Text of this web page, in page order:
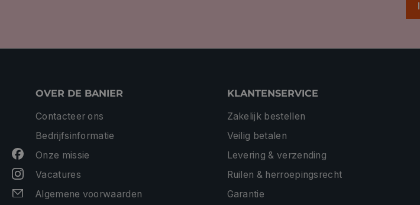
OVER DE BANIER
Contacteer ons
Bedrijfsinformatie
Onze missie
Vacatures
Algemene voorwaarden
KLANTENSERVICE
Zakelijk bestellen
Veilig betalen
Levering & verzending
Ruilen & herroepingsrecht
Garantie